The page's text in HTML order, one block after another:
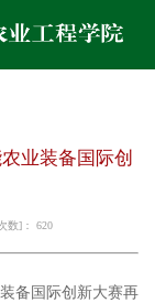
业装备国际创
数]： 620
备国际创新大赛再